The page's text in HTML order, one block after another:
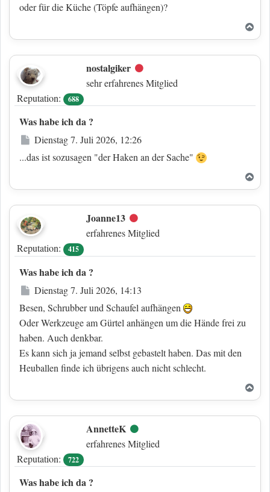
oder für die Küche (Töpfe aufhängen)?
nostalgiker Offline
sehr erfahrenes Mitglied
Reputation:
688
Was habe ich da ?
Beitrag
Dienstag 7. Juli 2026, 12:26
...das ist sozusagen "der Haken an der Sache"
Joanne13 Offline
erfahrenes Mitglied
Reputation:
415
Was habe ich da ?
Beitrag
Dienstag 7. Juli 2026, 14:13
Besen, Schrubber und Schaufel aufhängen
Oder Werkzeuge am Gürtel anhängen um die Hände frei zu
haben. Auch denkbar.
Es kann sich ja jemand selbst gebastelt haben. Das mit den
Heuballen finde ich übrigens auch nicht schlecht.
AnnetteK Online
erfahrenes Mitglied
Reputation:
722
Was habe ich da ?